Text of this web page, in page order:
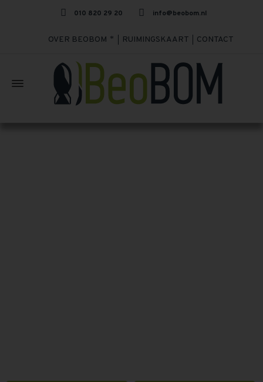
010 820 29 20 info@beobom.nl
OVER BEOBOM RUIMINGSKAART CONTACT